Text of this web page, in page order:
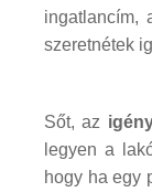
ingatlancím,
szeretnétek
Sőt, az
legyen a
hogy ha egy